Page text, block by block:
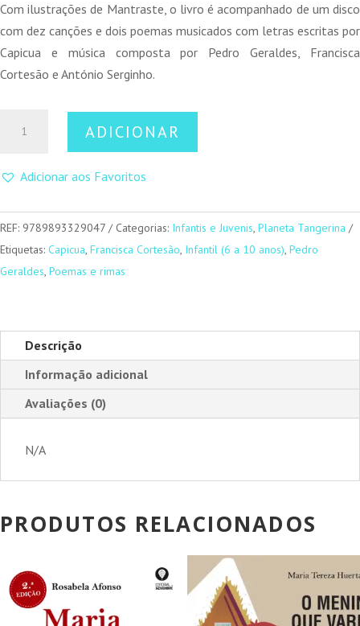
Com ilustrações de Mantraste, o livro é acompanhado de um disco
com dez canções e dois poemas musicados com letras escritas por
Capicua e música composta por Pedro Geraldes, Francisca
Cortesão e António Serginho.
verde
ADICIONAR
Adicionar aos Favoritos
REF: 9789893329047 Categorias: Infantis e Juvenis, Planeta Tangerina
Etiquetas: Capicua, Francisca Cortesão, Infantil (6 a 10 anos), Pedro
Geraldes, Poemas e rimas
Descrição
Informação adicional
Avaliações (0)
N/A
PRODUTOS RELACIONADOS
PROMOÇÃO! PROMOÇÃO!